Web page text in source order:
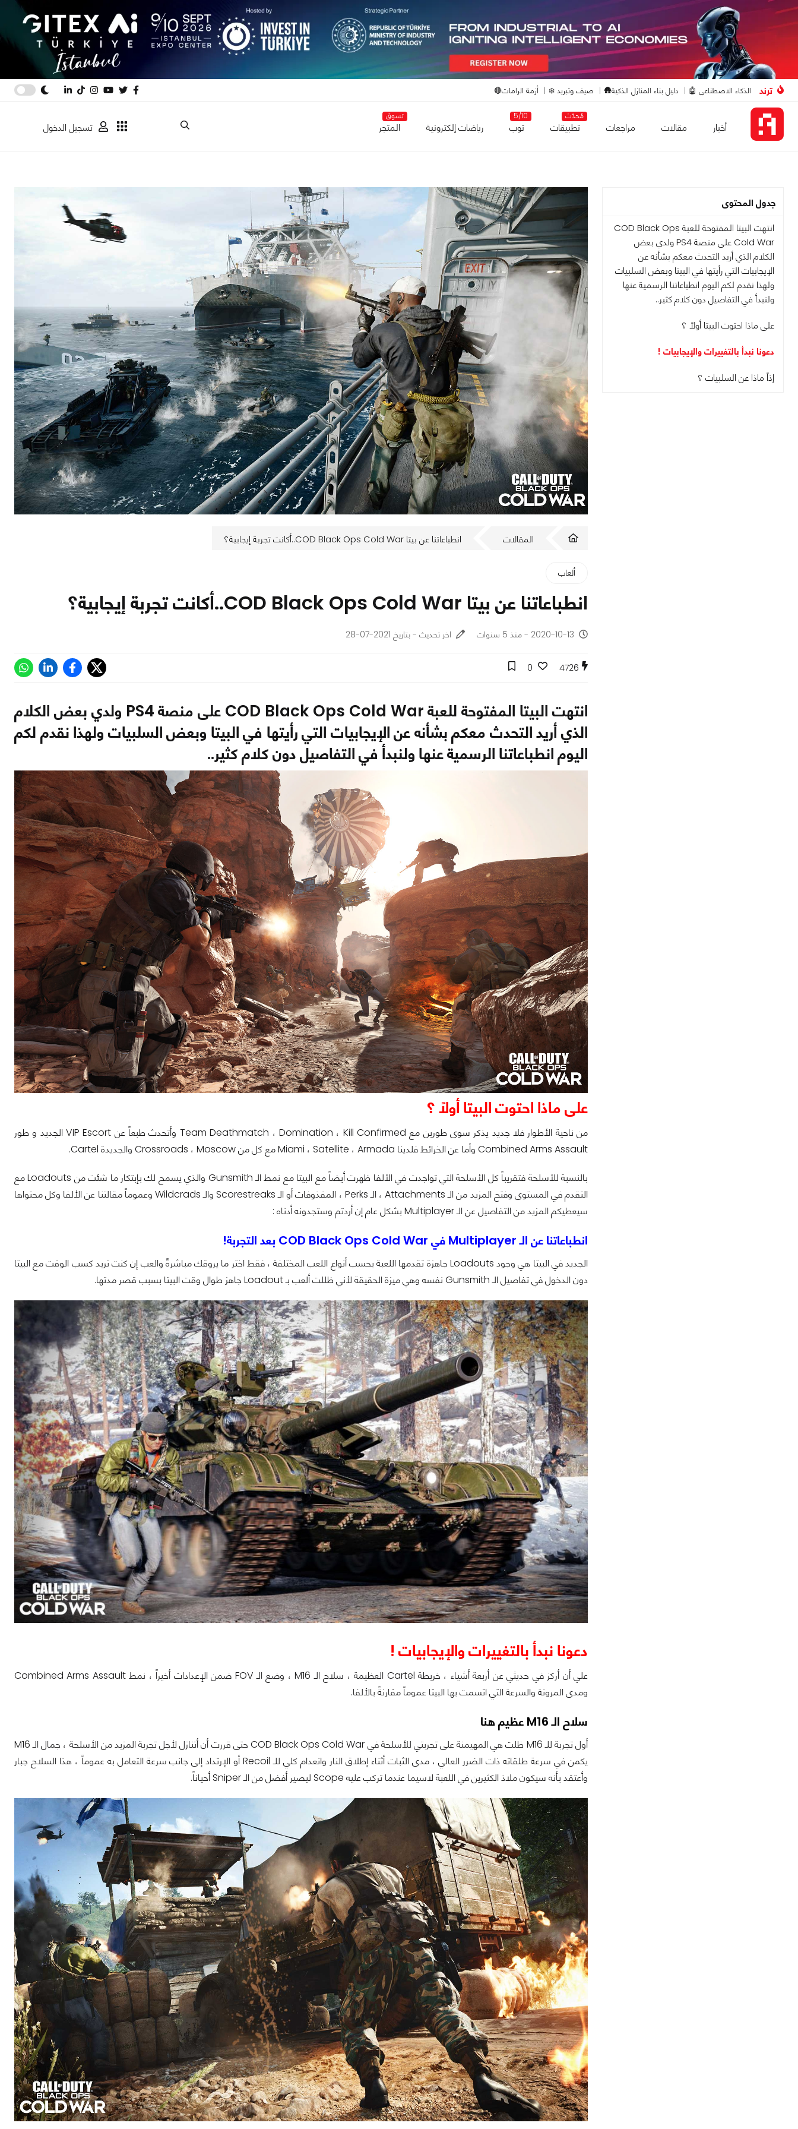
ترند الذكاء الاصطناعي 🤖 دليل بناء المنازل الذكية🛖 صيف وتبريد ❄️ أزمة الرامات🔴
أخبار مقالات مراجعات
مُحدّث
تطبيقات
5/10
توب رياضات إلكترونية
تسوق
المتجر تسجيل الدخول
جدول المحتوى
انتهت البيتا المفتوحة للعبة COD Black Ops
Cold War على منصة PS4 ولدي بعض
الكلام الذي أريد التحدث معكم بشأنه عن
الإيجابيات التي رأيتها في البيتا وبعض السلبيات
ولهذا نقدم لكم اليوم انطباعاتنا الرسمية عنها
ولنبدأ في التفاصيل دون كلام كثير..
على ماذا احتوت البيتا أولاً ؟
دعونا نبدأ بالتغييرات والإيجابيات !
إذاً ماذا عن السلبيات ؟
المقالات انطباعاتنا عن بيتا COD Black Ops Cold War..أكانت تجربة إيجابية؟
ألعاب
انطباعاتنا عن بيتا COD Black Ops Cold War..أكانت تجربة إيجابية؟
2020-10-13 - منذ 5 سنوات اخر تحديث - بتاريخ 2021-07-28
4726
0
انتهت البيتا المفتوحة للعبة COD Black Ops Cold War على منصة PS4 ولدي بعض الكلام
الذي أريد التحدث معكم بشأنه عن الإيجابيات التي رأيتها في البيتا وبعض السلبيات ولهذا نقدم لكم
اليوم انطباعاتنا الرسمية عنها ولنبدأ في التفاصيل دون كلام كثير..
على ماذا احتوت البيتا أولاً ؟
من ناحية الأطوار فلا جديد يذكر سوى طورين مع Team Deathmatch ، Domination ، Kill Confirmed وأتحدث طبعاً عن VIP Escort الجديد و طور
Combined Arms Assault وأما عن الخرائط فلدينا Miami ، Satellite ، Armada مع كل من Crossroads ، Moscow والجديدة Cartel.
بالنسبة للأسلحة فتقريباً كل الأسلحة التي تواجدت في الألفا ظهرت أيضاً مع البيتا مع نمط الـ Gunsmith والذي يسمح لك بإبتكار ما شئت من Loadouts مع
التقدم في المستوى وفتح المزيد من الـ Attachments ، الـ Perks ، المقذوفات أو الـ Scorestreaks والـ Wildcrads وعموماً مقالتنا عن الألفا وكل محتواها
سيعطيكم المزيد من التفاصيل عن الـ Multiplayer بشكل عام إن أردتم وستجدونه أدناه :
انطباعاتنا عن الـ Multiplayer في COD Black Ops Cold War بعد التجربة!
الجديد في البيتا هي وجود Loadouts جاهزة تقدمها اللعبة بحسب أنواع اللعب المختلفة ، فقط اختر ما يروقك مباشرةً والعب إن كنت تريد كسب الوقت مع البيتا
دون الدخول في تفاصيل الـ Gunsmith نفسه وهي ميزة الحقيقة لأني ظللت ألعب بـ Loadout جاهز طوال وقت البيتا بسبب قصر مدتها.
دعونا نبدأ بالتغييرات والإيجابيات !
علي أن أركز في حديثي عن أربعة أشياء ، خريطة Cartel العظيمة ، سلاح الـ M16 ، وضع الـ FOV ضمن الإعدادات أخيراً ، نمط Combined Arms Assault
ومدى المرونة والسرعة التي اتسمت بها البيتا عموماً مقارنةً بالألفا.
سلاح الـ M16 عظيم هنا
أول تجربة للـ M16 ظلت هي المهيمنة على تجربتي للأسلحة في COD Black Ops Cold War حتى قررت أن أتنازل لأجل تجربة المزيد من الأسلحة ، جمال الـ M16
يكمن في سرعة طلقاته ذات الضرر العالي ، مدى الثبات أثناء إطلاق النار وانعدام كلي للـ Recoil أو الإرتداد إلى جانب سرعة التعامل به عموماً ، هذا السلاح جبار
وأعتقد بأنه سيكون ملاذ الكثيرين في اللعبة لاسيما عندما تركب عليه Scope ليصير أفضل من الـ Sniper أحياناً.